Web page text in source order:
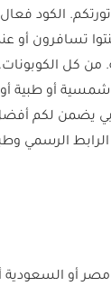
الكود
تسافرون أو
شمسية أو طبية
يضمن لكم أفضل
الرسمي
مصر أو السعودية